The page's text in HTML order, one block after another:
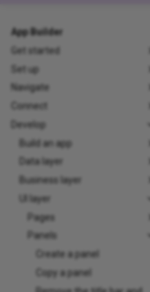
App Builder
Get started
Set up
Navigate
Connect
Develop
Build an app
Data layer
Business layer
UI layer
Pages
Panels
Create a panel
Copy a panel